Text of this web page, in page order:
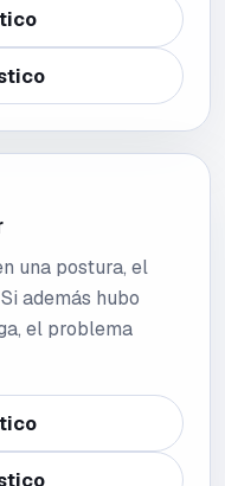
una postura, el
además hubo
el problema